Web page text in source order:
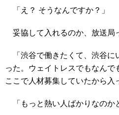
「え？ そうなんですか？」
妥協して入れるのか、放送局
「渋谷で働きたくて、渋谷に
った。ウェイトレスでもなんで
ここで人材募集していたから入
「もっと熱い人ばかりなのか